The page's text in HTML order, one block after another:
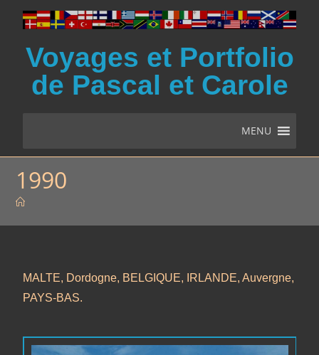
Voyages et Portfolio
de Pascal et Carole
MENU
1990
MALTE, Dordogne, BELGIQUE, IRLANDE, Auvergne,
PAYS-BAS.